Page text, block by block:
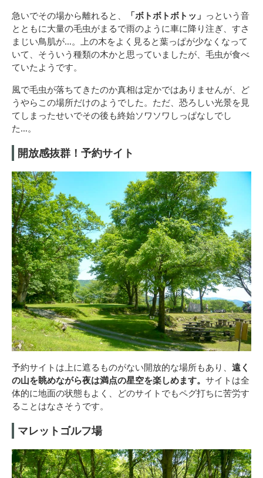
急いでその場から離れると、
「ボトボトボトッ」 っという音
とともに大量の毛虫がまるで雨のように車に降り注ぎ、すさ
まじい鳥肌が…。上の木をよく見ると葉っぱが少なくなって
いて、そういう種類の木かと思っていましたが、毛虫が食べ
ていたようです。
風で毛虫が落ちてきたのか真相は定かではありませんが、ど
うやらこの場所だけのようでした。ただ、恐ろしい光景を見
てしまったせいでその後も終始ソワソワしっぱなしでし
た…。
開放感抜群！予約サイト
予約サイトは上に遮るものがない開放的な場所もあり、 遠く
の山を眺めながら夜は満点の星空を楽しめます。 サイトは全
体的に地面の状態もよく、どのサイトでもペグ打ちに苦労す
ることはなさそうです。
マレットゴルフ場